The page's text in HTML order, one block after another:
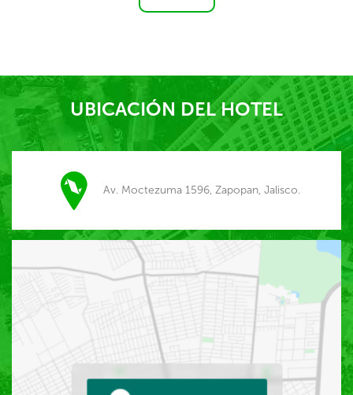
UBICACIÓN DEL HOTEL
Av. Moctezuma 1596, Zapopan, Jalisco.